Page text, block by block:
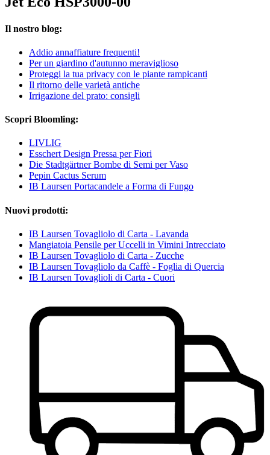
Il nostro blog:
Addio annaffiature frequenti!
Per un giardino d'autunno meraviglioso
Proteggi la tua privacy con le piante rampicanti
Il ritorno delle varietà antiche
Irrigazione del prato: consigli
Scopri Bloomling:
LIVLIG
Esschert Design Pressa per Fiori
Die Stadtgärtner Bombe di Semi per Vaso
Pepin Cactus Serum
IB Laursen Portacandele a Forma di Fungo
Nuovi prodotti:
IB Laursen Tovagliolo di Carta - Lavanda
Mangiatoia Pensile per Uccelli in Vimini Intrecciato
IB Laursen Tovagliolo di Carta - Zucche
IB Laursen Tovagliolo da Caffè - Foglia di Quercia
IB Laursen Tovaglioli di Carta - Cuori